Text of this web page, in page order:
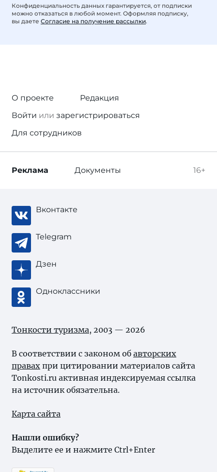
Конфиденциальность данных гарантируется, от подписки
можно отказаться в любой момент. Оформляя подписку,
вы даете Согласие на получение рассылки.
О проекте
Редакция
Войти или зарегистрироваться
Для сотрудников
16+
Реклама Документы
Вконтакте
Telegram
Дзен
Одноклассники
Тонкости туризма, 2003 — 2026
В соответствии с законом об авторских
правах при цитировании материалов сайта
Tonkosti.ru активная индексируемая ссылка
на источник обязательна.
Карта сайта
Нашли ошибку?
Выделите ее и нажмите Ctrl+Enter